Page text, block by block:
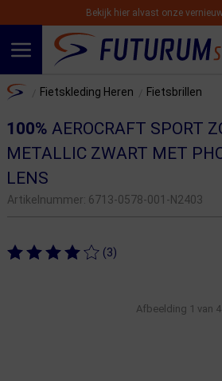
Bekijk hier alvast onze
Home Fietskleding Heren Fietsbrillen
100% AEROCRAFT SPORT
METALLIC ZWART MET
LENS
Artikelnummer: 6713-0578-001-N2403
(3)
Afbeelding 1 van 4